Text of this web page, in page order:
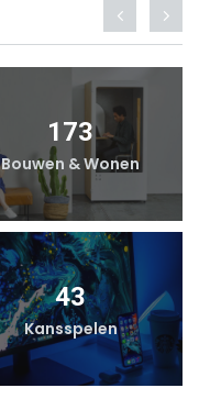
173
Bouwen & Wonen
43
Kansspelen